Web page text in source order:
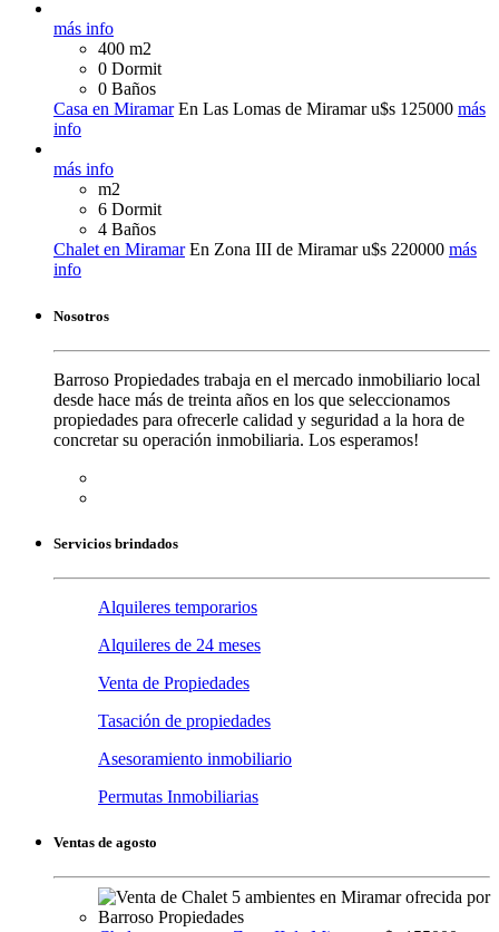
más info
400 m2
0 Dormit
0 Baños
Casa en Miramar En Las Lomas de Miramar u$s 125000 más
info
más info
m2
6 Dormit
4 Baños
Chalet en Miramar En Zona III de Miramar u$s 220000 más
info
Nosotros
Barroso Propiedades trabaja en el mercado inmobiliario local
desde hace más de treinta años en los que seleccionamos
propiedades para ofrecerle calidad y seguridad a la hora de
concretar su operación inmobiliaria. Los esperamos!
Servicios brindados
Alquileres temporarios
Alquileres de 24 meses
Venta de Propiedades
Tasación de propiedades
Asesoramiento inmobiliario
Permutas Inmobiliarias
Ventas de agosto